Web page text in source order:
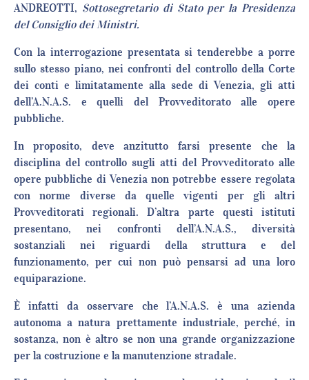
ANDREOTTI, Sottosegretario di Stato per la Presidenza
del Consiglio dei Ministri.
Con la interrogazione presentata si tenderebbe a porre
sullo stesso piano, nei confronti del controllo della Corte
dei conti e limitatamente alla sede di Venezia, gli atti
dell’A.N.A.S. e quelli del Provveditorato alle opere
pubbliche.
In proposito, deve anzitutto farsi presente che la
disciplina del controllo sugli atti del Provveditorato alle
opere pubbliche di Venezia non potrebbe essere regolata
con norme diverse da quelle vigenti per gli altri
Provveditorati regionali. D’altra parte questi istituti
presentano, nei confronti dell’A.N.A.S., diversità
sostanziali nei riguardi della struttura e del
funzionamento, per cui non può pensarsi ad una loro
equiparazione.
È infatti da osservare che l’A.N.A.S. è una azienda
autonoma a natura prettamente industriale, perché, in
sostanza, non è altro se non una grande organizzazione
per la costruzione e la manutenzione stradale.